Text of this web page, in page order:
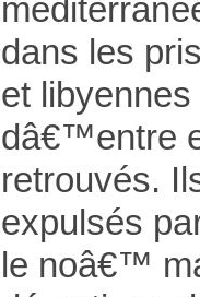
dans les
et
dâ€™entre
retrouvés.
expulsés
le noâ€™